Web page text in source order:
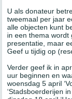
U als donateur
tweemaal per jaar
alle objecten kunt
in een thema wordt
presentatie, maar
Geef u tijdig op
Verder geef ik in
uur beginnen en
woensdag 5 april
‘Stadsboerderijen in